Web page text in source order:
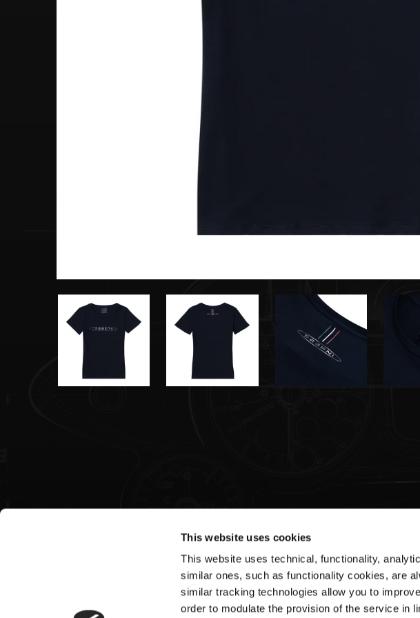
This website uses cookies
This website uses technical, functionality,
similar ones, such as functionality cookies, are
similar tracking technologies allow you to
order to modulate the provision of the service in
41018 San Cesario sul Panaro (MO)